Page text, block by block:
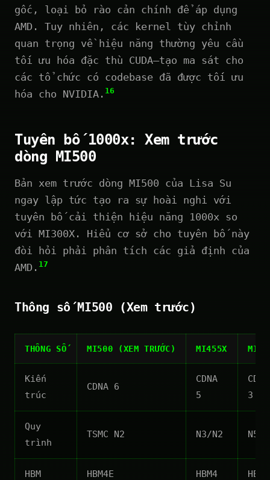
gốc, loại bỏ rào cản chính để áp dụng
AMD. Tuy nhiên, các kernel tùy chỉnh
quan trọng về hiệu năng thường yêu cầu
tối ưu hóa đặc thù CUDA—tạo ma sát cho
các tổ chức có codebase đã được tối ưu
hóa cho NVIDIA. 16
Tuyên bố 1000x: Xem trước
dòng MI500
Bản xem trước dòng MI500 của Lisa Su
ngay lập tức tạo ra sự hoài nghi với
tuyên bố cải thiện hiệu năng 1000x so
với MI300X. Hiểu cơ sở cho tuyên bố này
đòi hỏi phải phân tích các giả định của
AMD. 17
Thông số MI500 (Xem trước)
THÔNG SỐ MI500 (XEM TRƯỚC) MI455X
Kiến
trúc
CDNA 6
CDNA
5
CDNA
3
Quy
trình
TSMC N2 N3/N2 N5/
HBM HBM4E HBM4 HBM3